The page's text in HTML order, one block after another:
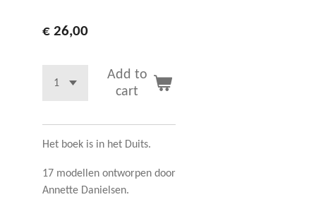
€ 26,00
Add to
cart
Het boek is in het Duits.
17 modellen ontworpen door
Annette Danielsen.